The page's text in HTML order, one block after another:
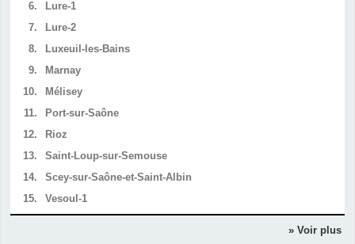
6.
Lure-1
7.
Lure-2
8.
Luxeuil-les-Bains
9.
Marnay
10.
Mélisey
11.
Port-sur-Saône
12.
Rioz
13.
Saint-Loup-sur-Semouse
14.
Scey-sur-Saône-et-Saint-Albin
15.
Vesoul-1
» Voir plus